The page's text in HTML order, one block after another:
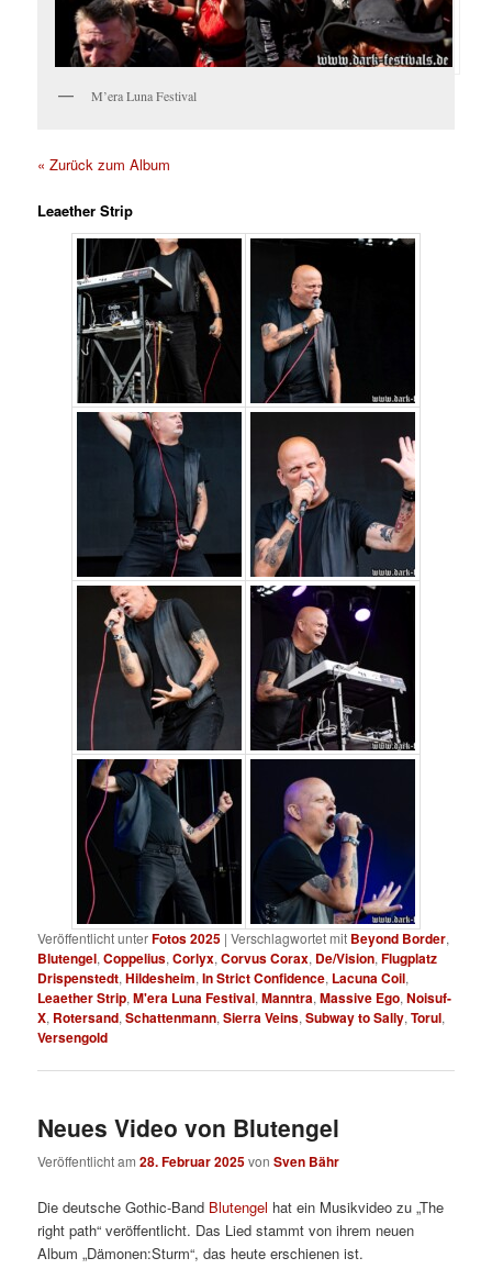
M’era Luna Festival
« Zurück zum Album
Leaether Strip
Veröffentlicht unterFotos 2025 |Verschlagwortet mit Beyond Border,
Blutengel,Coppelius,Corlyx,Corvus Corax, De/Vision,Flugplatz
Drispenstedt,Hildesheim,In Strict Confidence, Lacuna Coil,
Leaether Strip,M'era Luna Festival,Manntra,Massive Ego,Noisuf-
X, Rotersand,Schattenmann,Sierra Veins,Subway to Sally,Torul,
Versengold
Neues Video von Blutengel
Veröffentlicht am28. Februar 2025vonSven Bähr
Die deutsche Gothic-Band Blutengel hat ein Musikvideo zu „The
right path“ veröffentlicht. Das Lied stammt von ihrem neuen
Album „Dämonen:Sturm“, das heute erschienen ist.